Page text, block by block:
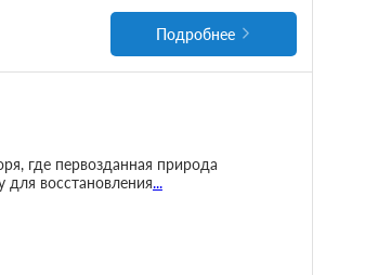
Подробнее
где первозданная природа
восстановления...